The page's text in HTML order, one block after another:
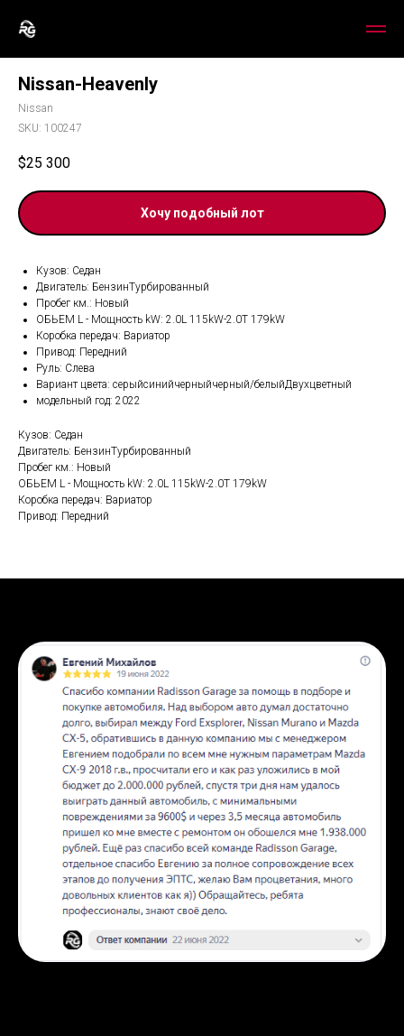
Nissan-Heavenly
Nissan
SKU: 100247
$25 300
Хочу подобный лот
Кузов: Седан
Двигатель: БензинТурбированный
Пробег км.: Новый
ОБЬЕМ L - Мощность kW: 2.0L 115kW-2.0T 179kW
Коробка передач: Вариатор
Привод: Передний
Руль: Слева
Вариант цвета: серыйсинийчерныйчерный/белыйДвухцветный
модельный год: 2022
Кузов: Седан
Двигатель: БензинТурбированный
Пробег км.: Новый
ОБЬЕМ L - Мощность kW: 2.0L 115kW-2.0T 179kW
Коробка передач: Вариатор
Привод: Передний